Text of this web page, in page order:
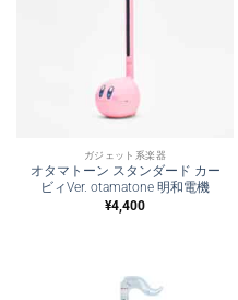
ガジェット系楽器
オタマトーン スタンダード カー
ビィVer. otamatone 明和電機
¥4,400